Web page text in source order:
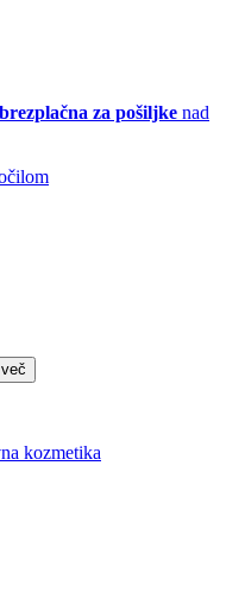
za pošiljke nad
kozmetika